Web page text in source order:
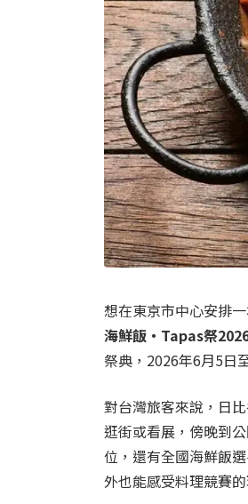
想在東京市中心安排
海鮮飯・Tapas祭
祭典，2026年6月5日
對台灣旅客來說，日
逛街或看展，傍晚到
位，還有全國海鮮飯
外也能感受料理競賽的